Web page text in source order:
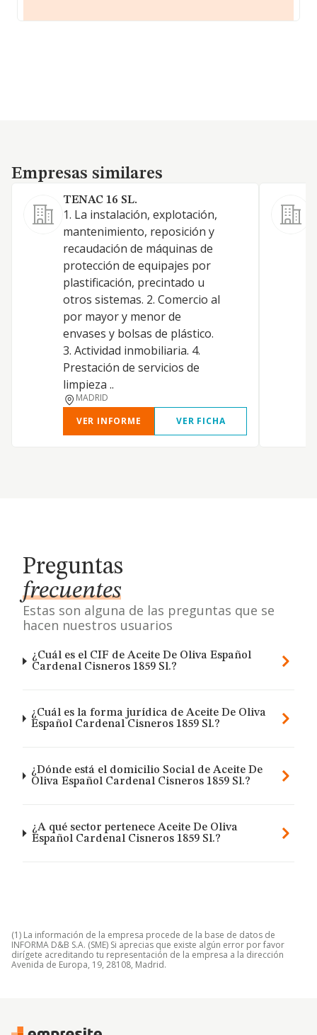
Empresas similares
Empresas similares
TENAC 16 SL.
1. La instalación, explotación,
mantenimiento, reposición y
recaudación de máquinas de
protección de equipajes por
plastificación, precintado u
otros sistemas. 2. Comercio al
por mayor y menor de
envases y bolsas de plástico.
3. Actividad inmobiliaria. 4.
Prestación de servicios de
limpieza ..
MADRID
VER INFORME
VER FICHA
Preguntas
frecuentes
Estas son alguna de las preguntas que se
hacen nuestros usuarios
¿Cuál es el CIF de Aceite De Oliva Español
Cardenal Cisneros 1859 Sl.?
¿Cuál es la forma jurídica de Aceite De Oliva
Español Cardenal Cisneros 1859 Sl.?
¿Dónde está el domicilio Social de Aceite De
Oliva Español Cardenal Cisneros 1859 Sl.?
¿A qué sector pertenece Aceite De Oliva
Español Cardenal Cisneros 1859 Sl.?
(1) La información de la empresa procede de la base de datos de
INFORMA D&B S.A. (SME) Si aprecias que existe algún error por favor
dirígete acreditando tu representación de la empresa a la dirección
Avenida de Europa, 19, 28108, Madrid.